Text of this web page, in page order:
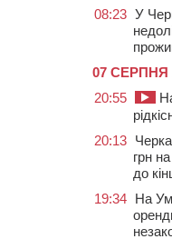
08:23 У
07 СЕРПНЯ
20:55
20:13
грн
до
19:34 На